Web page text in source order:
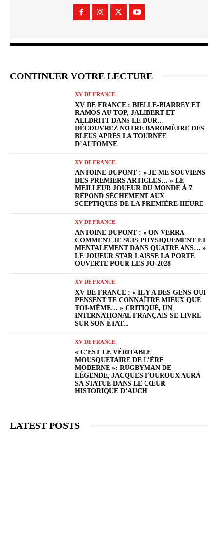
CONTINUER VOTRE LECTURE
XV DE FRANCE
XV DE FRANCE : BIELLE-BIARREY ET
RAMOS AU TOP, JALIBERT ET
ALLDRITT DANS LE DUR…
DÉCOUVREZ NOTRE BAROMÈTRE DES
BLEUS APRÈS LA TOURNÉE
D’AUTOMNE
XV DE FRANCE
ANTOINE DUPONT : « JE ME SOUVIENS
DES PREMIERS ARTICLES… » LE
MEILLEUR JOUEUR DU MONDE À 7
RÉPOND SÈCHEMENT AUX
SCEPTIQUES DE LA PREMIÈRE HEURE
XV DE FRANCE
ANTOINE DUPONT : « ON VERRA
COMMENT JE SUIS PHYSIQUEMENT ET
MENTALEMENT DANS QUATRE ANS… »
LE JOUEUR STAR LAISSE LA PORTE
OUVERTE POUR LES JO-2028
XV DE FRANCE
XV DE FRANCE : « IL Y A DES GENS QUI
PENSENT TE CONNAÎTRE MIEUX QUE
TOI-MÊME… » CRITIQUÉ, UN
INTERNATIONAL FRANÇAIS SE LIVRE
SUR SON ÉTAT...
XV DE FRANCE
« C’EST LE VÉRITABLE
MOUSQUETAIRE DE L’ÈRE
MODERNE »: RUGBYMAN DE
LÉGENDE, JACQUES FOUROUX AURA
SA STATUE DANS LE CŒUR
HISTORIQUE D’AUCH
LATEST POSTS